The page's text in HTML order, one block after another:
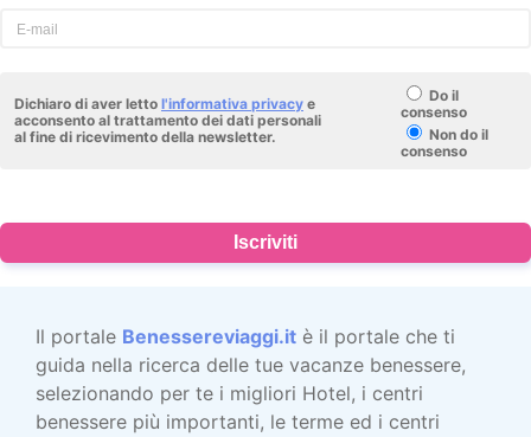
Dichiaro di aver letto l'informativa privacy e
acconsento al trattamento dei dati personali
al fine di ricevimento della newsletter.
Do il
consenso
Non do il
consenso
Iscriviti
Il portale Benessereviaggi.it è il portale che ti
guida nella ricerca delle tue vacanze benessere,
selezionando per te i migliori Hotel, i centri
benessere più importanti, le terme ed i centri